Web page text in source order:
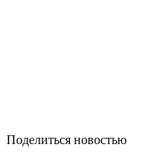
Поделиться новостью